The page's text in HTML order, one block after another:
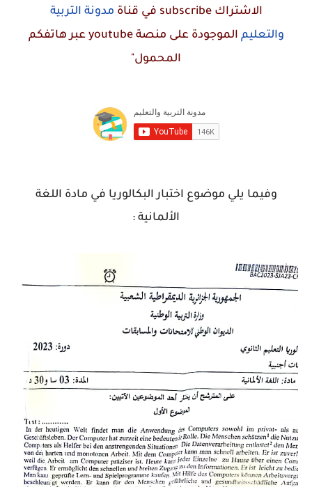
الاشتراكsubscribe في قناة مدونة التربية
والتعليم الموجودة على منصةyoutube عبر هاتفكم
المحمول"
وفيما يلي موضوع اختبار البكالوريا في مادة اللغة
الألمانية :